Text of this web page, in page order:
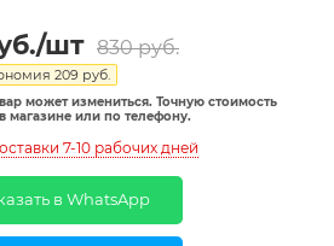
/шт 830руб.
209 руб.
может измениться. Точную стоимость
магазине или по телефону.
7-10 рабочих дней
в WhatsApp